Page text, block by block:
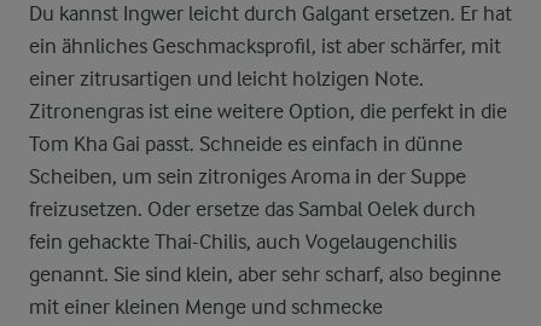
Du kannst Ingwer leicht durch Galgant ersetzen. Er hat
ein ähnliches Geschmacksprofil, ist aber schärfer, mit
einer zitrusartigen und leicht holzigen Note.
Zitronengras ist eine weitere Option, die perfekt in die
Tom Kha Gai passt. Schneide es einfach in dünne
Scheiben, um sein zitroniges Aroma in der Suppe
freizusetzen. Oder ersetze das Sambal Oelek durch
fein gehackte Thai-Chilis, auch Vogelaugenchilis
genannt. Sie sind klein, aber sehr scharf, also beginne
mit einer kleinen Menge und schmecke